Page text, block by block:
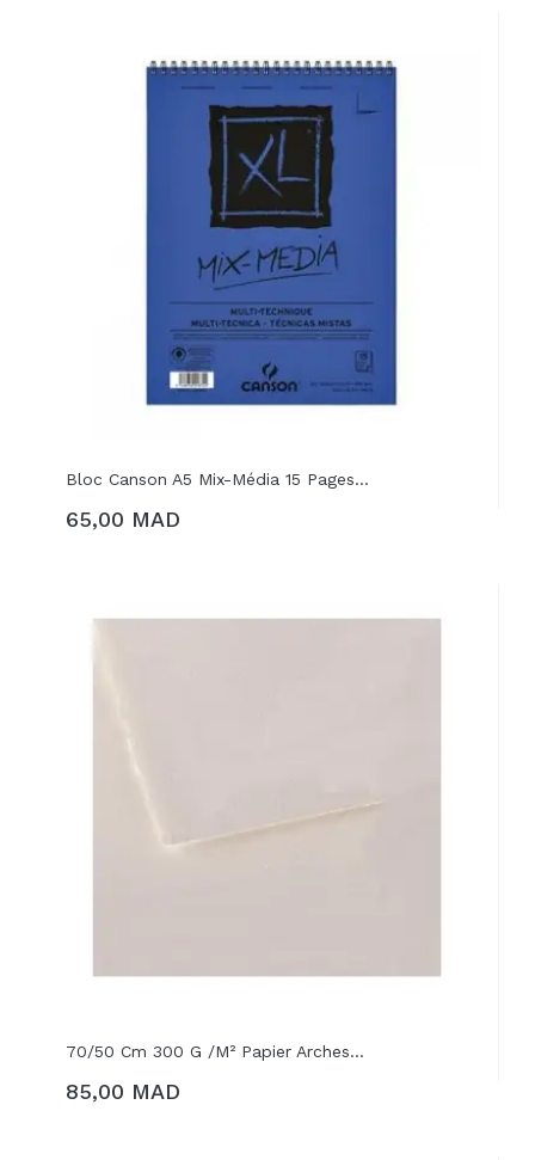
Bloc Canson A5 Mix-Média 15 Pages...
65,00 MAD
70/50 Cm 300 G /m² Papier Arches...
85,00 MAD